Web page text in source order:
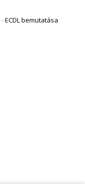
-ECDL bemutatása